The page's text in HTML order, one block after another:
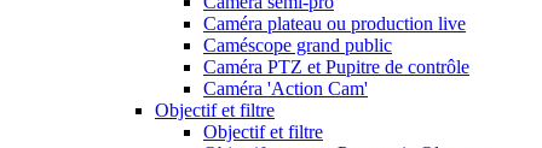
Caméra plateau ou production live
Caméscope grand public
Caméra PTZ et Pupitre de contrôle
Caméra 'Action Cam'
Objectif et filtre
Objectif et filtre